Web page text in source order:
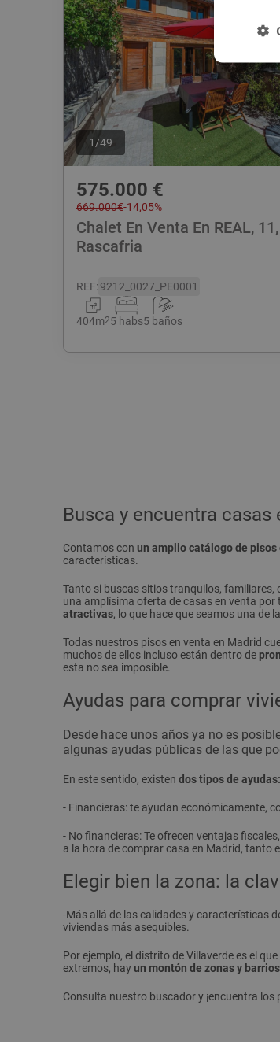
1 /49
575.000 €
669.000€-14,05%
Chalet En Venta En REAL, 11,
Rascafria
REF:9212_0027_PE0001
404m25 habs5 baños
Busca y encuentra
Contamos con un amplio catálogo de pisos
características.
Tanto si buscas sitios tranquilos, familiares,
una amplísima oferta de casas en venta
atractivas, lo que hace que seamos una de
Todas nuestros pisos en venta en Madrid
muchos de ellos incluso están dentro de
esta no sea imposible.
Ayudas para comprar
Desde hace unos años ya no es
algunas ayudas públicas de las que
En este sentido, existen dos tipos de ayudas:
- Financieras: te ayudan económicamente,
- No financieras: Te ofrecen ventajas
a la hora de comprar casa en Madrid, tanto
Elegir bien la zona: la
-Más allá de las calidades y características
viviendas más asequibles.
Por ejemplo, el distrito de Villaverde es el
extremos, hayun montón de zonas y
Consulta nuestro buscador y ¡encuentra